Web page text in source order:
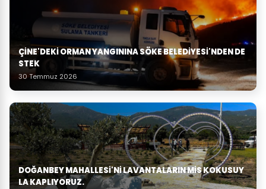
ÇINE'DEKI ORMAN YANGININA SÖKE BELEDIYESI'NDEN DE
STEK
30 Temmuz 2026
DOĞANBEY MAHALLESI'NI LAVANTALARIN MIS KOKUSUY
LA KAPLIYORUZ.